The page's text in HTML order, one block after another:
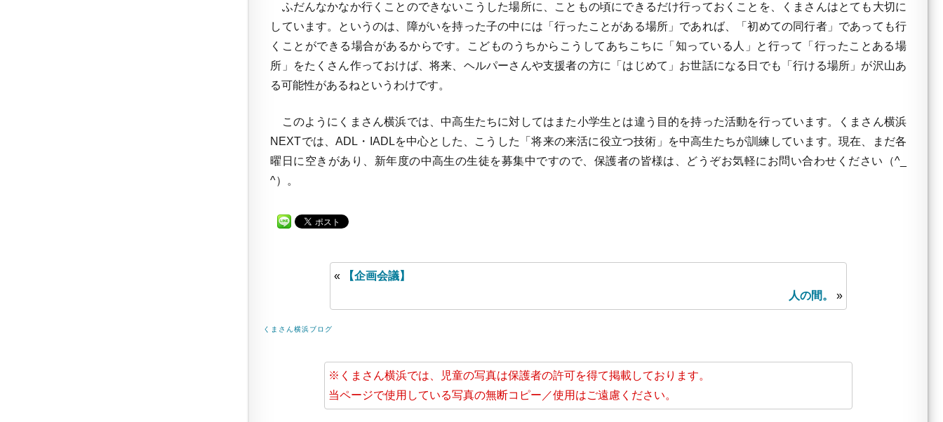
ふだんなかなか行くことのできないこうした場所に、こともの頃にできるだけ行っておくことを、くまさんはとても大切に
しています。というのは、障がいを持った子の中には「行ったことがある場所」であれば、「初めての同行者」であっても行
くことができる場合があるからです。こどものうちからこうしてあちこちに「知っている人」と行って「行ったことある場
所」をたくさん作っておけば、将来、ヘルパーさんや支援者の方に「はじめて」お世話になる日でも「行ける場所」が沢山あ
る可能性があるねというわけです。
このようにくまさん横浜では、中高生たちに対してはまた小学生とは違う目的を持った活動を行っています。くまさん横浜
NEXTでは、ADL・IADLを中心とした、こうした「将来の来活に役立つ技術」を中高生たちが訓練しています。現在、まだ各
曜日に空きがあり、新年度の中高生の生徒を募集中ですので、保護者の皆様は、どうぞお気軽にお問い合わせください（^_
^）。
«
【企画会議】
人の間。
»
くまさん横浜ブログ
※くまさん横浜では、児童の写真は保護者の許可を得て掲載しております。
当ページで使用している写真の無断コピー／使用はご遠慮ください。